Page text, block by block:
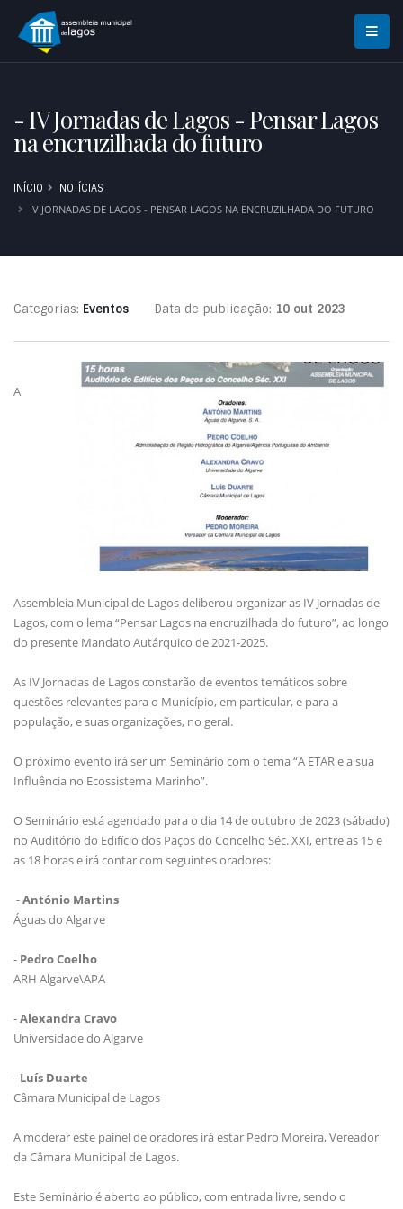
- IV Jornadas de Lagos - Pensar Lagos
na encruzilhada do futuro
INÍCIO NOTÍCIAS
IV JORNADAS DE LAGOS - PENSAR LAGOS NA ENCRUZILHADA DO FUTURO
Categorias: Eventos Data de publicação: 10 out 2023
A
Assembleia Municipal de Lagos deliberou organizar as IV Jornadas de
Lagos, com o lema “Pensar Lagos na encruzilhada do futuro”, ao longo
do presente Mandato Autárquico de 2021-2025.
As IV Jornadas de Lagos constarão de eventos temáticos sobre
questões relevantes para o Município, em particular, e para a
população, e suas organizações, no geral.
O próximo evento irá ser um Seminário com o tema “A ETAR e a sua
Influência no Ecossistema Marinho”.
O Seminário está agendado para o dia 14 de outubro de 2023 (sábado)
no Auditório do Edifício dos Paços do Concelho Séc. XXI, entre as 15 e
as 18 horas e irá contar com seguintes oradores:
-António Martins
Águas do Algarve
- Pedro Coelho
ARH Algarve\APA
-Alexandra Cravo
Universidade do Algarve
- Luís Duarte
Câmara Municipal de Lagos
A moderar este painel de oradores irá estar Pedro Moreira, Vereador
da Câmara Municipal de Lagos.
Este Seminário é aberto ao público, com entrada livre, sendo o